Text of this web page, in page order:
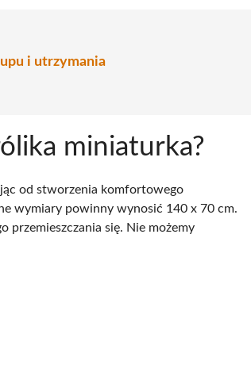
i utrzymania
miniaturka?
od stworzenia komfortowego
wymiary powinny wynosić 140 x 70 cm.
przemieszczania się. Nie możemy